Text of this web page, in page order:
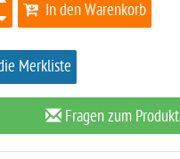
In den Warenkorb
Merkliste
Fragen zum Produkt